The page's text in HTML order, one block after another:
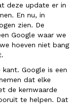
deze update er in
En nu, in
zien. De
Google waar we
hoeven niet bang
kant. Google is een
dat elke
de kernwaarde
te helpen. Dat